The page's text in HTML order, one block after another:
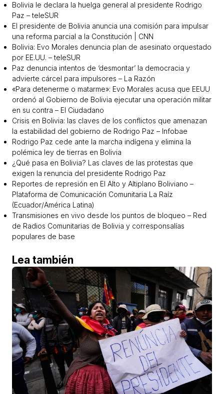
Bolivia le declara la huelga general al presidente Rodrigo
Paz – teleSUR
El presidente de Bolivia anuncia una comisión para impulsar
una reforma parcial a la Constitución | CNN
Bolivia: Evo Morales denuncia plan de asesinato orquestado
por EE.UU. – teleSUR
Paz denuncia intentos de ‘desmontar’ la democracia y
advierte cárcel para impulsores – La Razón
«Para detenerme o matarme»: Evo Morales acusa que EEUU
ordenó al Gobierno de Bolivia ejecutar una operación militar
en su contra – El Ciudadano
Crisis en Bolivia: las claves de los conflictos que amenazan
la estabilidad del gobierno de Rodrigo Paz – Infobae
Rodrigo Paz cede ante la marcha indígena y elimina la
polémica ley de tierras en Bolivia
¿Qué pasa en Bolivia? Las claves de las protestas que
exigen la renuncia del presidente Rodrigo Paz
Reportes de represión en El Alto y Altiplano Boliviano –
Plataforma de Comunicación Comunitaria La Raíz
(Ecuador/América Latina)
Transmisiones en vivo desde los puntos de bloqueo – Red
de Radios Comunitarias de Bolivia y corresponsalías
populares de base
Lea también